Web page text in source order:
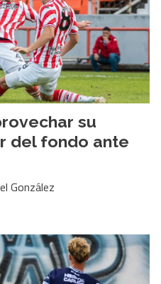
su
del fondo ante
González